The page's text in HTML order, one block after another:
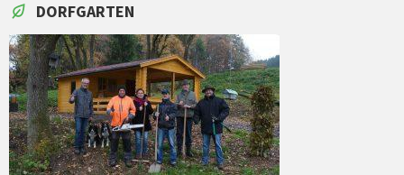
DORFGARTEN